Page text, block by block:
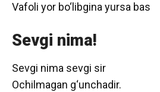
Vafoli yor bo‘libgina yursa bas
Sevgi nima!
Sevgi nima sevgi sir
Ochilmagan g‘unchadir.